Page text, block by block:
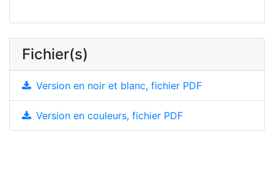
Fichier(s)
Version en noir et blanc, fichier PDF
Version en couleurs, fichier PDF